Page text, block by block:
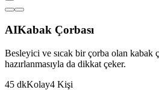
AIKabak Çorbası
Besleyici ve sıcak bir çorba olan kabak
hazırlanmasıyla da dikkat çeker.
45 dkKolay4 Kişi